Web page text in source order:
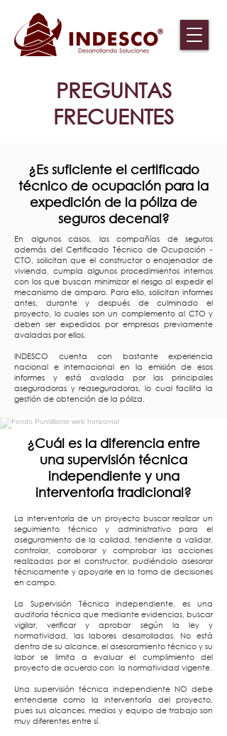
PREGUNTAS
FRECUENTES
¿Es suficiente el certificado
técnico de ocupación para la
expedición de la póliza de
seguros decenal?
En algunos casos, las compañías de seguros
además del Certificado Técnico de Ocupación -
CTO, solicitan que el constructor o enajenador de
vivienda, cumpla algunos procedimientos internos
con los que buscan minimizar el riesgo al expedir el
mecanismo de amparo. Para ello, solicitan informes
antes, durante y después de culminado el
proyecto, lo cuales son un complemento al CTO y
deben ser expedidos por empresas previamente
avaladas por ellos.
INDESCO cuenta con bastante experiencia
nacional e internacional en la emisión de esos
informes y está avalada por las principales
aseguradoras y reaseguradoras, lo cual facilita la
gestión de obtención de la póliza.
¿Cuál es la diferencia entre
una supervisión técnica
independiente y una
interventoría tradicional?
La interventoría de un proyecto buscar realizar un
seguimiento técnico y administrativo para el
aseguramiento de la calidad, tendiente a validar,
controlar, corroborar y comprobar las acciones
realizadas por el constructor, pudiéndolo asesorar
técnicamente y apoyarle en la toma de decisiones
en campo.
La Supervisión Técnica independiente, es una
auditoría técnica que mediante evidencias, buscar
vigilar, verificar y aprobar según la ley y
normatividad, las labores desarrolladas. No está
dentro de su alcance, el asesoramiento técnico y su
labor se limita a evaluar el cumplimiento del
proyecto de acuerdo con la normatividad vigente.
Una supervisión técnica independiente NO debe
entenderse como la interventoría del proyecto,
pues sus alcances, medios y equipo de trabajo son
muy diferentes entre sí.